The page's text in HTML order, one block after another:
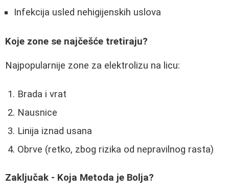
Infekcija usled nehigijenskih uslova
Koje zone se najčešće tretiraju?
Najpopularnije zone za elektrolizu na licu:
Brada i vrat
Nausnice
Linija iznad usana
Obrve (retko, zbog rizika od nepravilnog rasta)
Zaključak - Koja Metoda je Bolja?